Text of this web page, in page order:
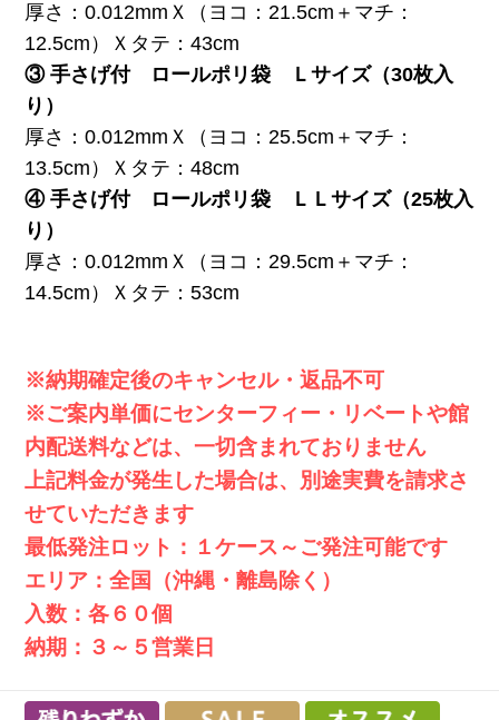
厚さ：0.012mmＸ（ヨコ：21.5cm＋マチ：
12.5cm）Ｘタテ：43cm
③ 手さげ付 ロールポリ袋 Ｌサイズ（30枚入
り）
厚さ：0.012mmＸ（ヨコ：25.5cm＋マチ：
13.5cm）Ｘタテ：48cm
④ 手さげ付 ロールポリ袋 ＬＬサイズ（25枚入
り）
厚さ：0.012mmＸ（ヨコ：29.5cm＋マチ：
14.5cm）Ｘタテ：53cm
※納期確定後のキャンセル・返品不可
※ご案内単価にセンターフィー・リベートや館
内配送料などは、一切含まれておりません
上記料金が発生した場合は、別途実費を請求さ
せていただきます
最低発注ロット：１ケース～ご発注可能です
エリア：全国（沖縄・離島除く）
入数：各６０個
納期：３～５営業日